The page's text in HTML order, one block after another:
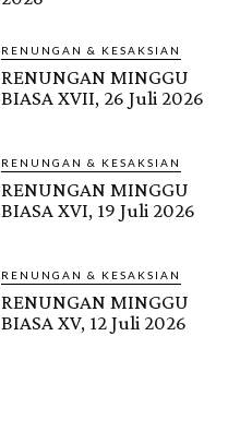
RENUNGAN & KESAKSIAN
RENUNGAN MINGGU
BIASA XVII, 26 Juli 2026
RENUNGAN & KESAKSIAN
RENUNGAN MINGGU
BIASA XVI, 19 Juli 2026
RENUNGAN & KESAKSIAN
RENUNGAN MINGGU
BIASA XV, 12 Juli 2026